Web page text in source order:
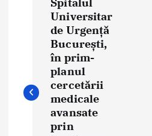
n
a
Spitalul
Universitar
de Urgență
București,
în prim-
planul
cercetării
medicale
avansate
prin